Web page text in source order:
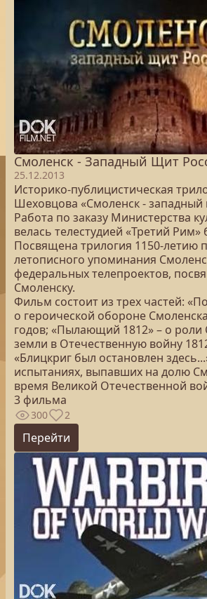
Смоленск - Западный Щит
25.12.2013
Историко-публицистическая
Шеховцова «Смоленск - западный
Работа по заказу Министерства
велась телестудией «Третий Рим»
Посвящена трилогия 1150-летию
летописного упоминания
федеральных телепроектов,
Смоленску.
Фильм состоит из трех частей:
о героической обороне
годов; «Пылающий 1812» – о роли
земли в Отечественную войну
«Блицкриг был остановлен
испытаниях, выпавших на долю
время Великой Отечественной
3 фильма
300 2
Перейти